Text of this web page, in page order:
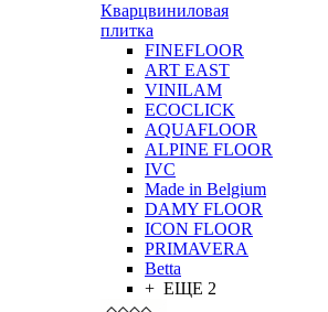
Кварцвиниловая
плитка
FINEFLOOR
ART EAST
VINILAM
ECOCLICK
AQUAFLOOR
ALPINE FLOOR
IVC
Made in Belgium
DAMY FLOOR
ICON FLOOR
PRIMAVERA
Betta
+ ЕЩЕ 2